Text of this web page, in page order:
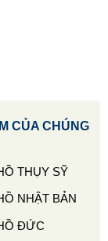
CỦA CHÚNG
THỤY SỸ
NHẬT BẢN
ĐỨC